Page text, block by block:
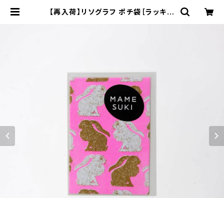
【再入荷】リソグラフ ポチ袋［ラッキー